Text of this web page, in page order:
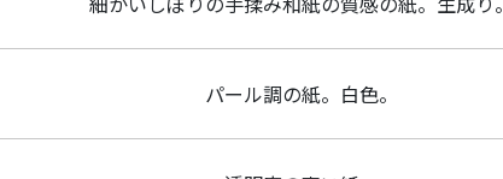
パール調の紙。白色。